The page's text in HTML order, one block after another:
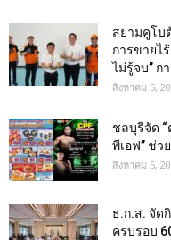
สยามคูโบ
การขายไ
ไม่รู้จบ” ก
สิงหาคม 5,
ชลบุรีจัด “
พีเอฟ” ช่
สิงหาคม 5,
ธ.ก.ส. จัด
ครบรอบ